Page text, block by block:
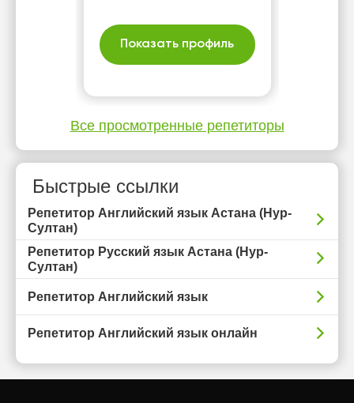
Показать профиль
Все просмотренные репетиторы
Быстрые ссылки
Репетитор Английский язык Астана (Нур-
Султан)
Репетитор Русский язык Астана (Нур-
Султан)
Репетитор Английский язык
Репетитор Английский язык онлайн